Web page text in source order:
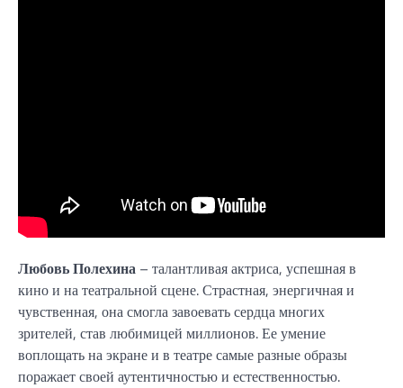
Любовь Полехина – талантливая актриса, успешная в
кино и на театральной сцене. Страстная, энергичная и
чувственная, она смогла завоевать сердца многих
зрителей, став любимицей миллионов. Ее умение
воплощать на экране и в театре самые разные образы
поражает своей аутентичностью и естественностью.